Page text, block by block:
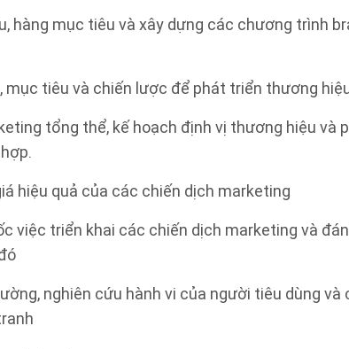
hàng mục tiêu và xây dựng các chương trình
mục tiêu và chiến lược để phát triển thương
tổng thể, kế hoạch định vị thương hiệu và
hiệu quả của các chiến dịch marketing
việc triển khai các chiến dịch marketing và
nghiên cứu hành vi của người tiêu dùng và